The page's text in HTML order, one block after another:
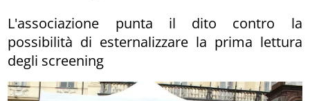
L'associazione punta il dito contro la
possibilità di esternalizzare la prima lettura
degli screening